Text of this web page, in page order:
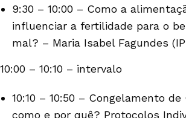
9:30 – 10:00 – Como a
influenciar a fertilidade para o
mal? – Maria Isabel Fagundes
10:00 – 10:10 – intervalo
10:10 – 10:50 – Congelamento
como e por quê? Protocolos